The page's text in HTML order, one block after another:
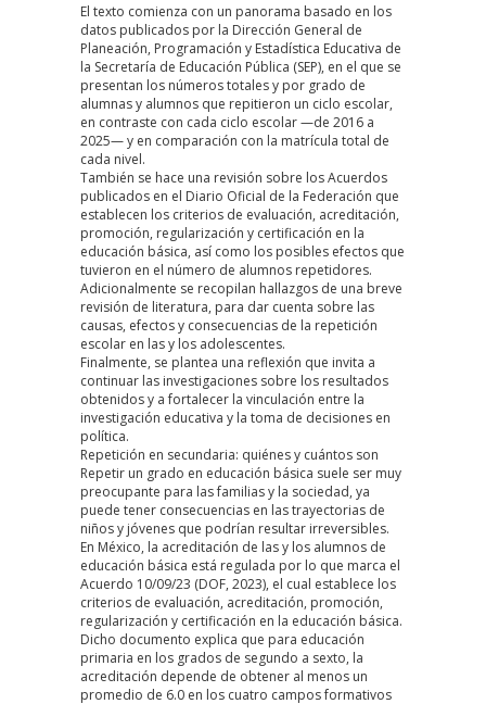
El texto comienza con un panorama basado en los
datos publicados por la Dirección General de
Planeación, Programación y Estadística Educativa de
la Secretaría de Educación Pública (SEP), en el que se
presentan los números totales y por grado de
alumnas y alumnos que repitieron un ciclo escolar,
en contraste con cada ciclo escolar —de 2016 a
2025— y en comparación con la matrícula total de
cada nivel.
También se hace una revisión sobre los Acuerdos
publicados en el Diario Oficial de la Federación que
establecen los criterios de evaluación, acreditación,
promoción, regularización y certificación en la
educación básica, así como los posibles efectos que
tuvieron en el número de alumnos repetidores.
Adicionalmente se recopilan hallazgos de una breve
revisión de literatura, para dar cuenta sobre las
causas, efectos y consecuencias de la repetición
escolar en las y los adolescentes.
Finalmente, se plantea una reflexión que invita a
continuar las investigaciones sobre los resultados
obtenidos y a fortalecer la vinculación entre la
investigación educativa y la toma de decisiones en
política.
Repetición en secundaria: quiénes y cuántos son
Repetir un grado en educación básica suele ser muy
preocupante para las familias y la sociedad, ya
puede tener consecuencias en las trayectorias de
niños y jóvenes que podrían resultar irreversibles.
En México, la acreditación de las y los alumnos de
educación básica está regulada por lo que marca el
Acuerdo 10/09/23 (DOF, 2023), el cual establece los
criterios de evaluación, acreditación, promoción,
regularización y certificación en la educación básica.
Dicho documento explica que para educación
primaria en los grados de segundo a sexto, la
acreditación depende de obtener al menos un
promedio de 6.0 en los cuatro campos formativos